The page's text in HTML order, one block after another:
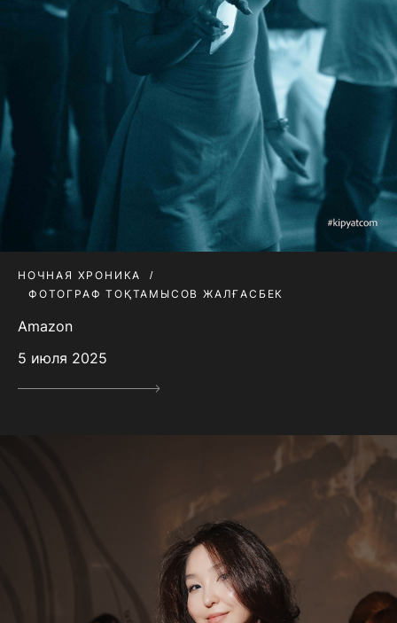
НОЧНАЯ ХРОНИКА
ФОТОГРАФ ТОҚТАМЫСОВ ЖАЛҒАСБЕК
Amazon
5 июля 2025